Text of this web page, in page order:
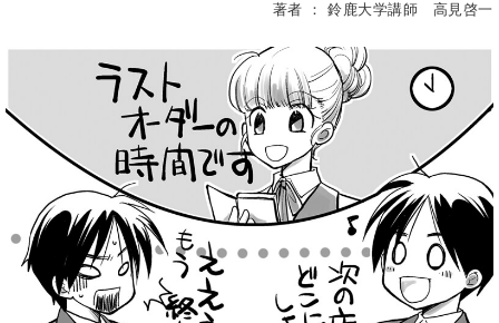
著者 ： 鈴鹿大学講師 高見啓一